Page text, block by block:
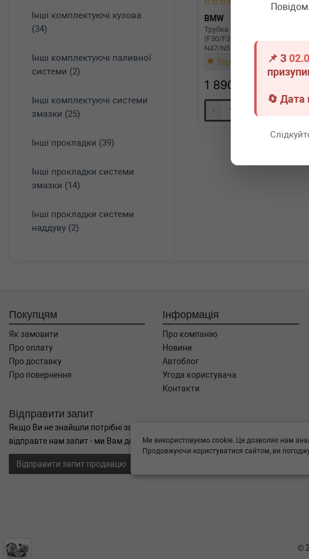
📌 З
🔄 Дата
Інші комплектуючі кузова
(34)
Інші комплектуючі паливної
системи (2)
Інші комплектуючі системи
змазки (25)
Інші прокладки (39)
Інші прокладки системи
змазки (14)
Інші прокладки системи
наддуву (2)
BMW
Трубка паливна BMW 3
(F30/F31/F34)/4 (F32/F33/F36)
N47/N57
Термін 1 дн.
1 890
-
Покупцям
Як замовити
Про оплату
Про доставку
Про повернення
Інформація
Про компанію
Новини
Автоблог
Угода користувача
Контакти
Відправити запит
Якщо Ви не знайшли потрібні запчастини, або Вам потрібна допомога в
відправте нам запит - ми Вам допоможемо
Відправити запит продавцю
©
Ми використовуємо cookie. Це дозволяє нам
Продовжуючи користуватися сайтом, ви